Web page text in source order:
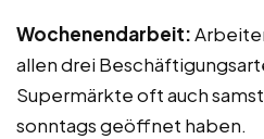
Wochenendarbeit:
allen drei
Supermärkte oft auch
sonntags geöffnet haben.